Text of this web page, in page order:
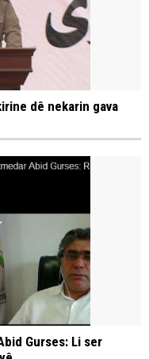
dê nekarin gava
Gurses: Li ser